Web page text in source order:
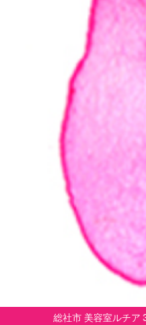
総社市 美容室ルチア